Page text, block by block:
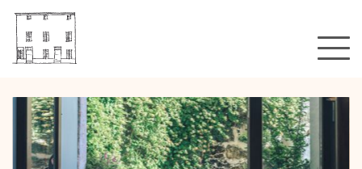
Habitaciones & tarifas
Galería